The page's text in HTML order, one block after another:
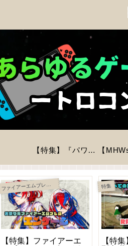
【特集】『パワフルプロ野球2026-2027』前作からの変更点と新モードを徹底解説！初心者も安心の進化とは？
フ ァイアーエムブレム エンゲージ
【特集】ファイアーエ
特集
【特